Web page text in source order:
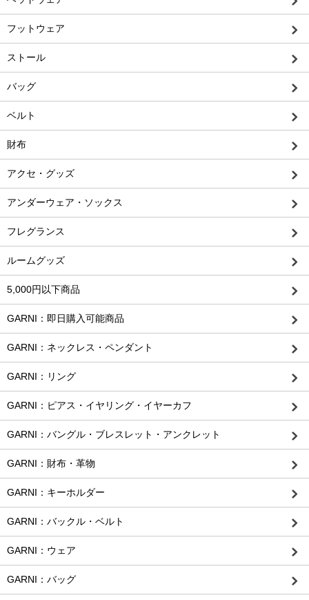
フットウェア
ストール
バッグ
ベルト
財布
アクセ・グッズ
アンダーウェア・ソックス
フレグランス
ルームグッズ
5,000円以下商品
GARNI：即日購入可能商品
GARNI：ネックレス・ペンダント
GARNI：リング
GARNI：ピアス・イヤリング・イヤーカフ
GARNI：バングル・ブレスレット・アンクレット
GARNI：財布・革物
GARNI：キーホルダー
GARNI：バックル・ベルト
GARNI：ウェア
GARNI：バッグ